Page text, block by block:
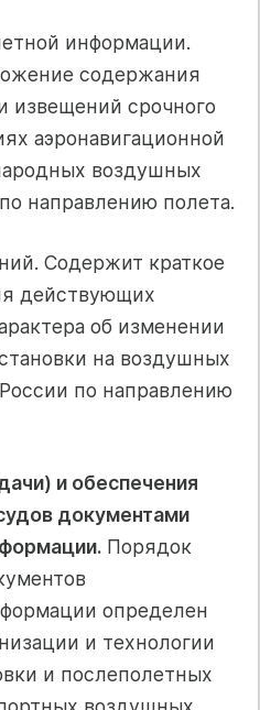
информации.
содержания
срочного
аэронавигационной
воздушных
направлению полета.
Содержит краткое
действующих
об изменении
на воздушных
по направлению
и обеспечения
документами
Порядок
определен
и технологии
и послеполетных